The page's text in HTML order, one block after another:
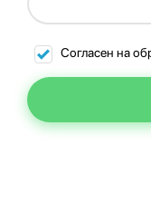
Согласен на